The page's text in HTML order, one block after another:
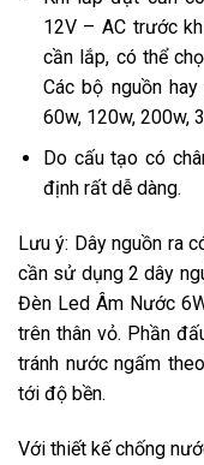
12V – AC trước
cần lắp, có thể
Các bộ nguồn
60w, 120w, 200w,
Do cấu tạo có
định rất dễ dàng.
Lưu ý: Dây nguồn ra
cần sử dụng 2 dây
Đèn Led Âm Nước
trên thân vỏ. Phần
tránh nước ngấm
tới độ bền.
Với thiết kế chống